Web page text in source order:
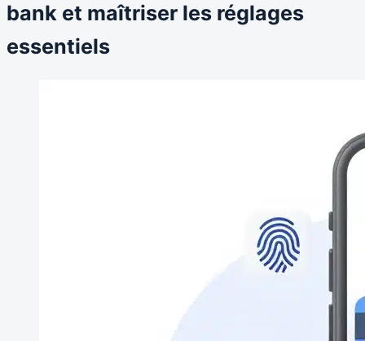
bank et maîtriser les réglages
essentiels